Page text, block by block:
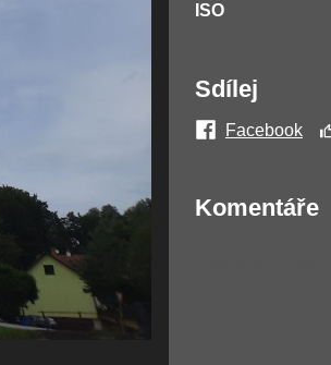
ISO
Sdílej
Facebook
Komentáře